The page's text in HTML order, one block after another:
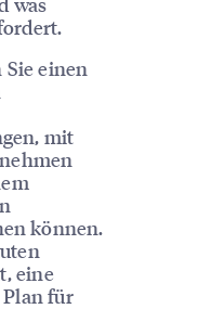
einen
mit
können.
eine
für